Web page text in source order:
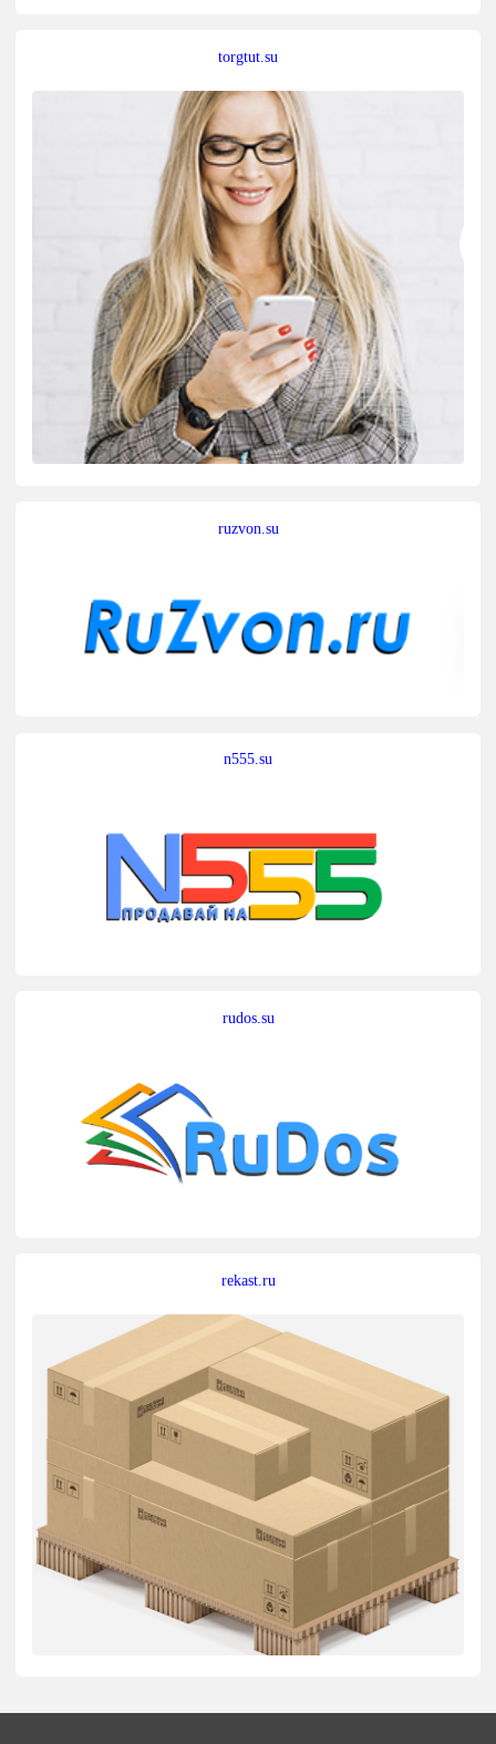
torgtut.su
ruzvon.su
n555.su
rudos.su
rekast.ru